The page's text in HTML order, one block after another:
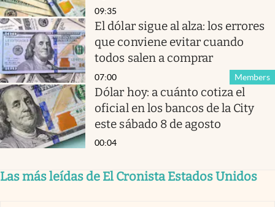
09:35
El dólar sigue al alza: los errores
que conviene evitar cuando
todos salen a comprar
Members
07:00
Dólar hoy: a cuánto cotiza el
oficial en los bancos de la City
este sábado 8 de agosto
00:04
Las más leídas de El Cronista Estados Unidos